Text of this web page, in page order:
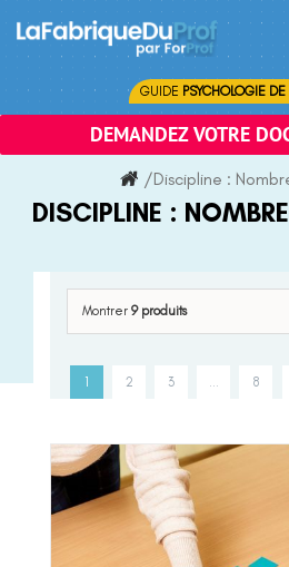
content
GUIDE PSYCHOLOGIE DE
DEMANDEZ VOTRE
/Discipline :
DISCIPLINE :
Montrer 9 produits
1 2 3 8